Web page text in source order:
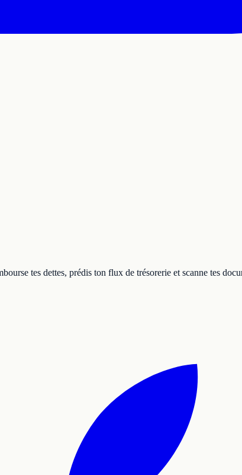
tes dettes, prédis ton flux de trésorerie et scanne tes